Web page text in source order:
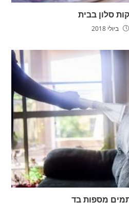
סלון בבית
מספות בד